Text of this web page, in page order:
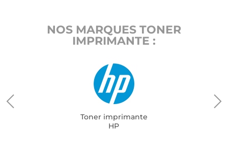
NOS MARQUES TONER
IMPRIMANTE :
Toner imprimante
HP